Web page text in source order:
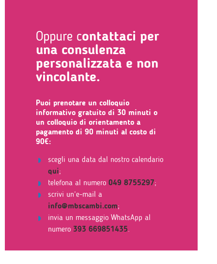
Oppure contattaci per
una consulenza
personalizzata e non
vincolante.
Puoi prenotare un colloquio
informativo gratuito di 30 minuti o
un colloquio di orientamento a
pagamento di 90 minuti al costo di
90€:
scegli una data dal nostro calendario
qui;
telefona al numero 049 8755297;
scrivi un’e-mail a
info@mbscambi.com;
invia un messaggio WhatsApp al
numero 393 669851435